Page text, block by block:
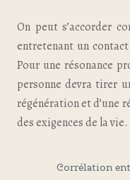
On peut s’accorder
entretenant un
Pour une résonance
personne devra tirer
régénération et d’une
des exigences de la vie.
Corrélation